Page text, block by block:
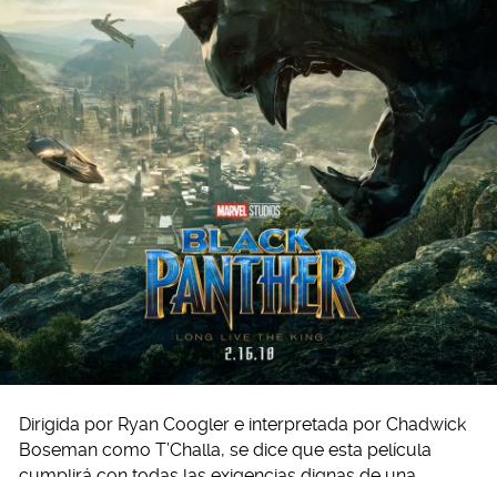
Dirigida por Ryan Coogler e interpretada por Chadwick
Boseman como T’Challa, se dice que esta película